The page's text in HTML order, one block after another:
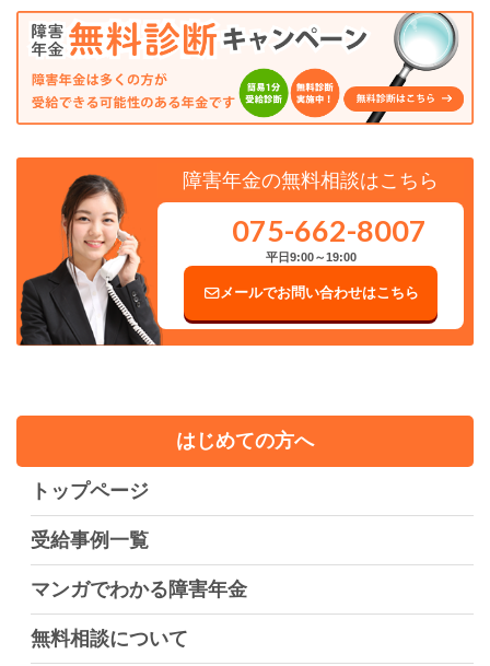
はじめての方へ
トップページ
受給事例一覧
マンガでわかる障害年金
無料相談について
障害年金の無料相談はこちら
075-662-8007
平日9:00～19:00
メールでお問い合わせはこちら